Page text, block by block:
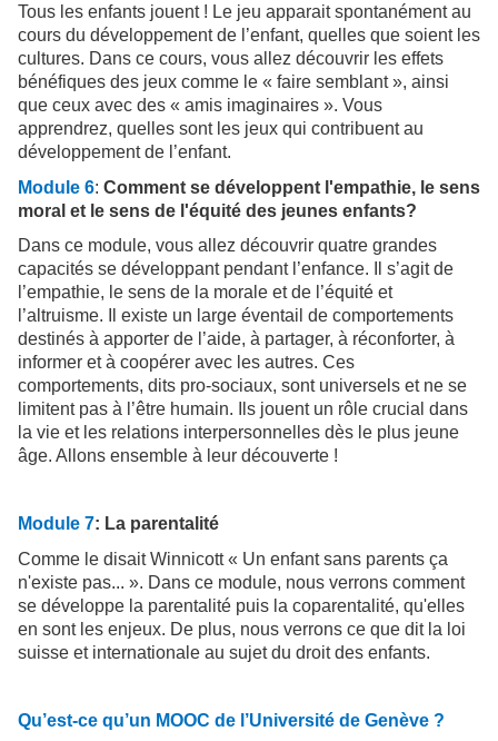
Tous les enfants jouent ! Le jeu apparait spontanément au
cours du développement de l’enfant, quelles que soient les
cultures. Dans ce cours, vous allez découvrir les effets
bénéfiques des jeux comme le « faire semblant », ainsi
que ceux avec des « amis imaginaires ». Vous
apprendrez, quelles sont les jeux qui contribuent au
développement de l’enfant.
Module 6: Comment se développent l'empathie, le sens
moral et le sens de l'équité des jeunes enfants?
Dans ce module, vous allez découvrir quatre grandes
capacités se développant pendant l’enfance. Il s’agit de
l’empathie, le sens de la morale et de l’équité et
l’altruisme. Il existe un large éventail de comportements
destinés à apporter de l’aide, à partager, à réconforter, à
informer et à coopérer avec les autres. Ces
comportements, dits pro-sociaux, sont universels et ne se
limitent pas à l’être humain. Ils jouent un rôle crucial dans
la vie et les relations interpersonnelles dès le plus jeune
âge. Allons ensemble à leur découverte !
Module 7: La parentalité
Comme le disait Winnicott « Un enfant sans parents ça
n'existe pas... ». Dans ce module, nous verrons comment
se développe la parentalité puis la coparentalité, qu'elles
en sont les enjeux. De plus, nous verrons ce que dit la loi
suisse et internationale au sujet du droit des enfants.
Qu’est-ce qu’un MOOC de l’Université de Genève ?